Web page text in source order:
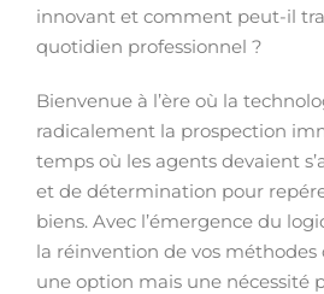
innovant et comment peut-il
quotidien professionnel ?
Bienvenue à l’ère où la
radicalement la prospection
temps où les agents devaient
et de détermination pour
biens. Avec l’émergence du
la réinvention de vos méthodes
une option mais une nécessité